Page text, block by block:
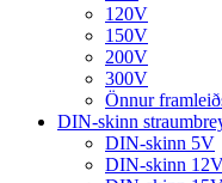
120V
150V
200V
300V
Önnur
DIN-skinn
DIN-skinn 5V
DIN-skinn